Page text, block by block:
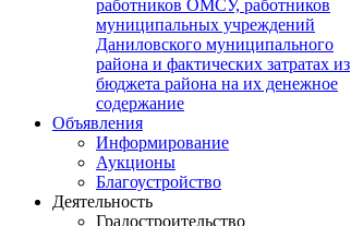
работников ОМСУ, работников
муниципальных учреждений
Даниловского муниципального
района и фактических затратах из
бюджета района на их денежное
содержание
Объявления
Информирование
Аукционы
Благоустройство
Деятельность
Градостроительство